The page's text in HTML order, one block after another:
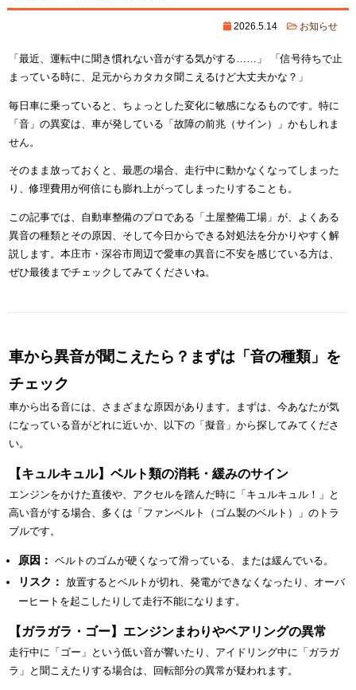
2026.5.14 お知らせ
「最近、運転中に聞き慣れない音がする気がする……」 「信号待ちで止
まっている時に、足元からカタカタ聞こえるけど大丈夫かな？」
毎日車に乗っていると、ちょっとした変化に敏感になるものです。特に
「音」の異変は、車が発している「故障の前兆（サイン）」かもしれま
せん。
そのまま放っておくと、最悪の場合、走行中に動かなくなってしまった
り、修理費用が何倍にも膨れ上がってしまったりすることも。
この記事では、自動車整備のプロである「土屋整備工場」が、よくある
異音の種類とその原因、そして今日からできる対処法を分かりやすく解
説します。本庄市・深谷市周辺で愛車の異音に不安を感じている方は、
ぜひ最後までチェックしてみてくださいね。
車から異音が聞こえたら？まずは「音の種類」を
チェック
車から出る音には、さまざまな原因があります。まずは、今あなたが気
になっている音がどれに近いか、以下の「擬音」から探してみてくださ
い。
【キュルキュル】ベルト類の消耗・緩みのサイン
エンジンをかけた直後や、アクセルを踏んだ時に「キュルキュル！」と
高い音がする場合、多くは「ファンベルト（ゴム製のベルト）」のトラ
ブルです。
原因： ベルトのゴムが硬くなって滑っている、または緩んでいる。
リスク： 放置するとベルトが切れ、発電ができなくなったり、オーバ
ーヒートを起こしたりして走行不能になります。
【ガラガラ・ゴー】エンジンまわりやベアリングの異常
走行中に「ゴー」という低い音が響いたり、アイドリング中に「ガラガ
ラ」と聞こえたりする場合は、回転部分の異常が疑われます。